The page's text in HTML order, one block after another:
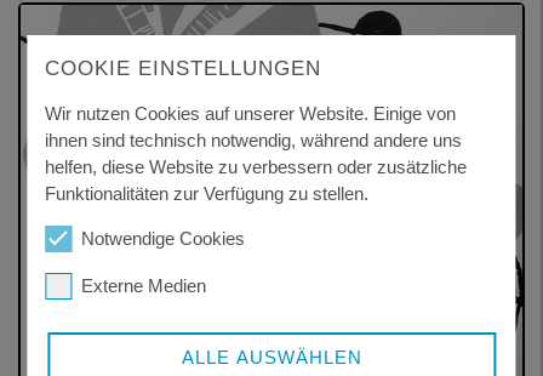
COOKIE EINSTELLUNGEN
Wir nutzen Cookies auf unserer Website. Einige von
ihnen sind technisch notwendig, während andere uns
helfen, diese Website zu verbessern oder zusätzliche
Funktionalitäten zur Verfügung zu stellen.
Notwendige Cookies
Externe Medien
ALLE AUSWÄHLEN